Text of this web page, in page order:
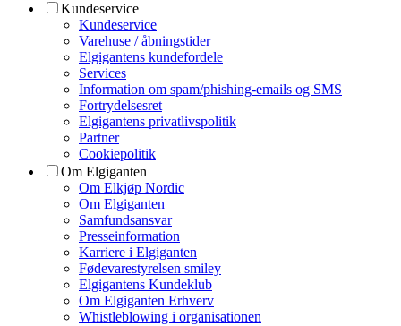
Kundeservice
Kundeservice
Varehuse / åbningstider
Elgigantens kundefordele
Services
Information om spam/phishing-emails og SMS
Fortrydelsesret
Elgigantens privatlivspolitik
Partner
Cookiepolitik
Om Elgiganten
Om Elkjøp Nordic
Om Elgiganten
Samfundsansvar
Presseinformation
Karriere i Elgiganten
Fødevarestyrelsen smiley
Elgigantens Kundeklub
Om Elgiganten Erhverv
Whistleblowing i organisationen